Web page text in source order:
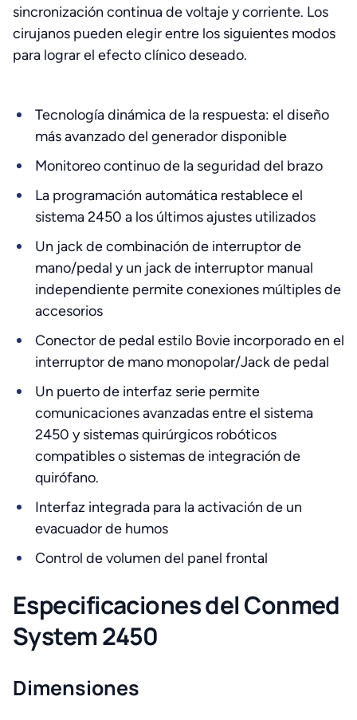
sincronización continua de voltaje y corriente. Los
cirujanos pueden elegir entre los siguientes modos
para lograr el efecto clínico deseado.
Tecnología dinámica de la respuesta: el diseño
más avanzado del generador disponible
Monitoreo continuo de la seguridad del brazo
La programación automática restablece el
sistema 2450 a los últimos ajustes utilizados
Un jack de combinación de interruptor de
mano/pedal y un jack de interruptor manual
independiente permite conexiones múltiples de
accesorios
Conector de pedal estilo Bovie incorporado en el
interruptor de mano monopolar/Jack de pedal
Un puerto de interfaz serie permite
comunicaciones avanzadas entre el sistema
2450 y sistemas quirúrgicos robóticos
compatibles o sistemas de integración de
quirófano.
Interfaz integrada para la activación de un
evacuador de humos
Control de volumen del panel frontal
Especificaciones del Conmed
System 2450
Dimensiones